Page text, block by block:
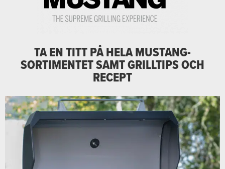
TA EN TITT PÅ HELA MUSTANG-
SORTIMENTET SAMT GRILLTIPS OCH
RECEPT